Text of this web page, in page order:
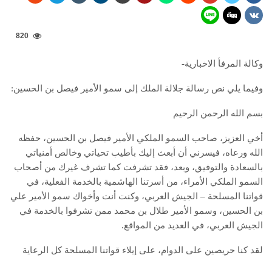
820
وكالة المرفأ الاخبارية-
وفيما يلي نص رسالة جلالة الملك إلى سمو الأمير فيصل بن الحسين:
بسم الله الرحمن الرحيم
أخي العزيز، صاحب السمو الملكي الأمير فيصل بن الحسين، حفظه
الله ورعاه، فيسرني أن أبعث إليك بأطيب تحياتي وخالص أمنياتي
بالسعادة والتوفيق، وبعد، فقد تشرفت كما تشرف غيرك من أصحاب
السمو الملكي الأمراء، من أسرتنا الهاشمية بالخدمة الفعلية، في
قواتنا المسلحة – الجيش العربي، وكنت أنت وأخواك سمو الأمير علي
بن الحسين، وسمو الأمير طلال بن محمد ممن تشرفوا بالخدمة في
الجيش العربي، في العديد من المواقع.
لقد كنا حريصين على الدوام، على إيلاء قواتنا المسلحة كل الرعاية